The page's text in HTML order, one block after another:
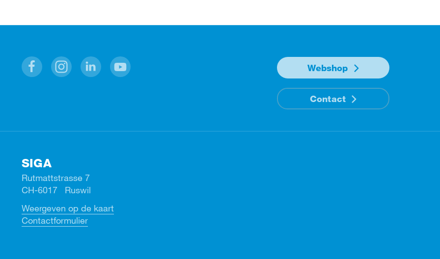
Webshop
Contact
SIGA
Rutmattstrasse 7
CH-6017 Ruswil
Weergeven op de kaart
Contactformulier